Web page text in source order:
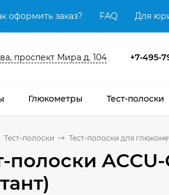
оформить заказ? FAQ Для
проспект Мира д. 104 +7-495-
Глюкометры Тест-полоски
Тест-полоски Тест-полоски для
полоски